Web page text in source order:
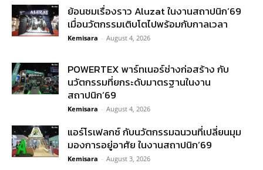
ย้อนชมเรื่องราว Aluzat ในงานสถาปนิก’69
เมื่อนวัตกรรมเติบโตไปพร้อมกับกาลเวลา
Kemisara - August 4, 2026
POWERTEX พาร์ทเนอร์ช่างก่อสร้าง กับ
นวัตกรรมที่ยกระดับมาตรฐานในงาน
สถาปนิก’69
Kemisara - August 4, 2026
แอร์โรเฟลกซ์ กับนวัตกรรมฉนวนที่เปลี่ยนมุม
มองการอยู่อาศัย ในงานสถาปนิก’69
Kemisara - August 3, 2026